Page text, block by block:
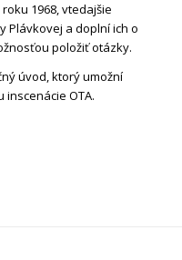
1968, vtedajšie
Plávkovej a doplní ich o
položiť otázky.
úvod, ktorý umožní
OTA.